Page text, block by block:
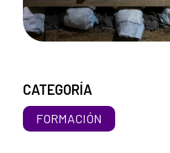
CATEGORÍA
FORMACIÓN